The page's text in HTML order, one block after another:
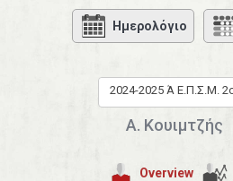
Ημερολόγιο
A. Κουιμτζής
Overview